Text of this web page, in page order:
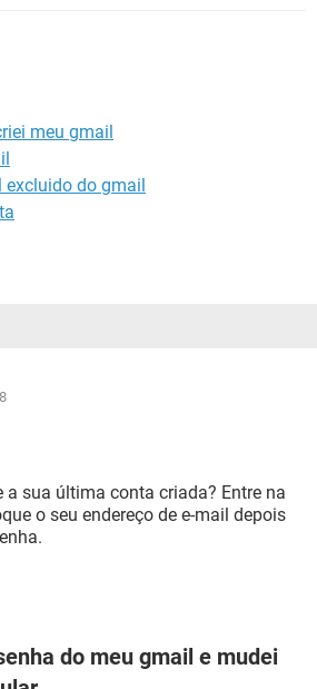
meu gmail
excluido do gmail
a sua última conta criada? Entre na
o seu endereço de e-mail depois
do meu gmail e mudei